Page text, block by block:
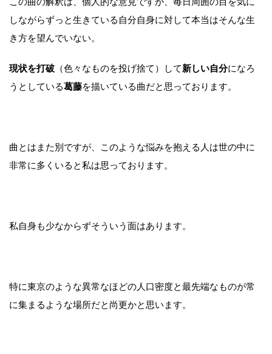
しながらずっと生きている自分自身に対して本当はそんな生
き方を望んでいない。
現状を打破 （色々なものを投げ捨て）して新しい自分になろ
うとしている葛藤を描いている曲だと思っております。
曲とはまた別ですが、このような悩みを抱える人は世の中に
非常に多くいると私は思っております。
私自身も少なからずそういう面はあります。
特に東京のような異常なほどの人口密度と最先端なものが常
に集まるような場所だと尚更かと思います。